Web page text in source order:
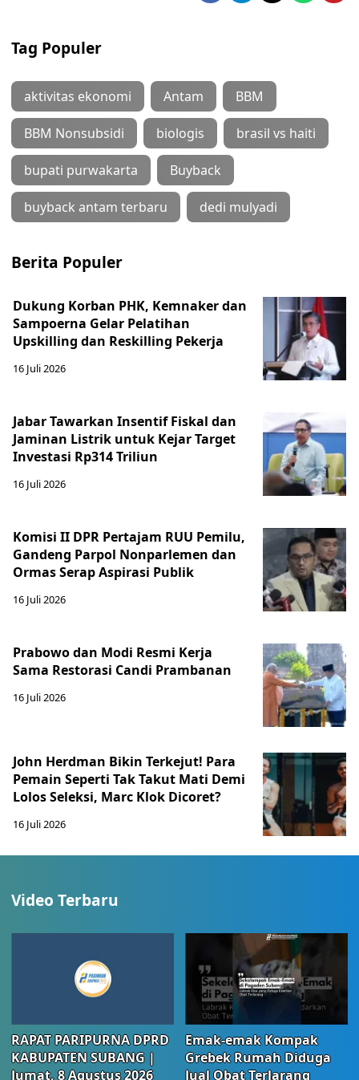
Tag Populer
aktivitas ekonomi Antam BBM
BBM Nonsubsidi biologis brasil vs haiti
bupati purwakarta Buyback
buyback antam terbaru dedi mulyadi
Berita Populer
Dukung Korban PHK, Kemnaker dan
Sampoerna Gelar Pelatihan
Upskilling dan Reskilling Pekerja
16 Juli 2026
Jabar Tawarkan Insentif Fiskal dan
Jaminan Listrik untuk Kejar Target
Investasi Rp314 Triliun
16 Juli 2026
Komisi II DPR Pertajam RUU Pemilu,
Gandeng Parpol Nonparlemen dan
Ormas Serap Aspirasi Publik
16 Juli 2026
Prabowo dan Modi Resmi Kerja
Sama Restorasi Candi Prambanan
16 Juli 2026
John Herdman Bikin Terkejut! Para
Pemain Seperti Tak Takut Mati Demi
Lolos Seleksi, Marc Klok Dicoret?
16 Juli 2026
Video Terbaru
RAPAT PARIPURNA DPRD
KABUPATEN SUBANG |
Jumat, 8 Agustus 2026
Emak-emak Kompak
Grebek Rumah Diduga
Jual Obat Terlarang